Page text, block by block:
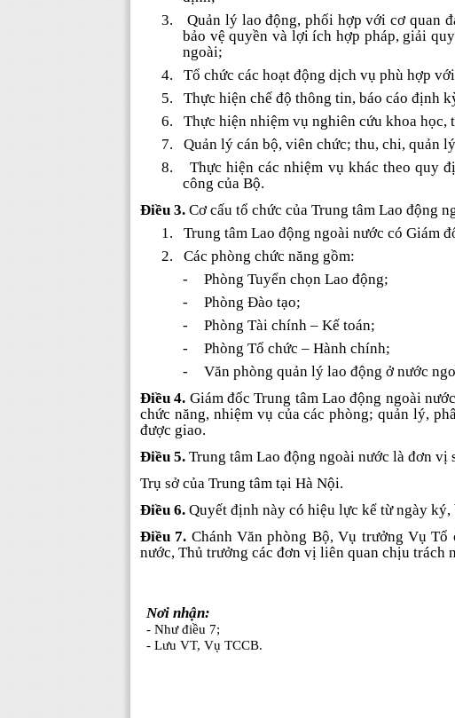
3.
Quản lý lao động, phối hợp với cơ quan
bảo vệ quyền và lợi ích hợp pháp, giải
ngoài;
4.
Tổ chức các hoạt động dịch vụ phù hợp
5.
Thực hiện chế độ thông tin, báo cáo định
6.
Thực hiện nhiệm vụ nghiên cứu khoa học,
7.
Quản lý cán bộ, viên chức; thu, chi, quản
8.
Thực hiện các nhiệm vụ khác theo quy
công của Bộ.
Điều 3. Cơ cấu tổ chức của Trung tâm Lao động
1.
Trung tâm Lao động ngoài nước có Giám
2.
Các phòng chức năng gồm:
-
Phòng Tuyển chọn Lao động;
-
Phòng Đào tạo;
-
Phòng Tài chính – Kế toán;
-
Phòng Tổ chức – Hành chính;
-
Văn phòng quản lý lao động ở nước
Điều 4. Giám đốc Trung tâm Lao động ngoài
chức năng, nhiệm vụ của các phòng; quản lý,
được giao.
Điều 5. Trung tâm Lao động ngoài nước là đơn
Trụ sở của Trung tâm tại Hà Nội.
Điều 6. Quyết định này có hiệu lực kể từ ngày
Điều 7. Chánh Văn phòng Bộ, Vụ trưởng Vụ
nước, Thủ trưởng các đơn vị liên quan chịu trách
Nơi nhận:
- Như điều 7;
- Lưu VT, Vụ TCCB.